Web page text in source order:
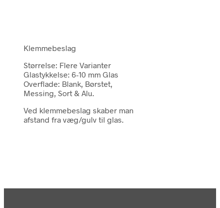
Klemmebeslag
Størrelse: Flere Varianter
Glastykkelse: 6-10 mm Glas
Overflade: Blank, Børstet,
Messing, Sort & Alu.
Ved klemmebeslag skaber man
afstand fra væg/gulv til glas.